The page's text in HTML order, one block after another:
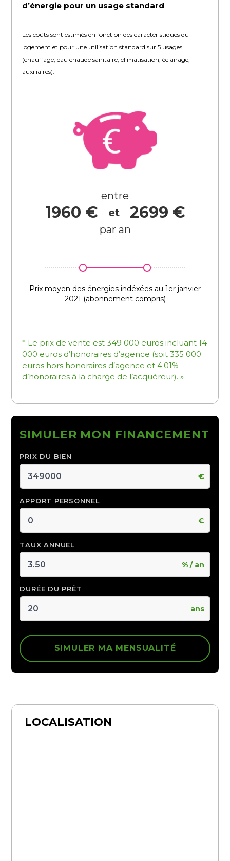
d’énergie pour un usage standard
Les coûts sont estimés en fonction des caractéristiques du
logement et pour une utilisation standard sur 5 usages
(chauffage, eau chaude sanitaire, climatisation, éclairage,
auxiliaires).
entre
1960 € et 2699 €
par an
Prix moyen des énergies indéxées au 1er janvier
2021 (abonnement compris)
* Le prix de vente est 349 000 euros incluant 14
000 euros d’honoraires d’agence (soit 335 000
euros hors honoraires d’agence et 4.01%
d’honoraires à la charge de l’acquéreur). »
SIMULER MON FINANCEMENT
PRIX DU BIEN
€
APPORT PERSONNEL
€
TAUX ANNUEL
% / an
DURÉE DU PRÊT
ans
SIMULER MA MENSUALITÉ
LOCALISATION